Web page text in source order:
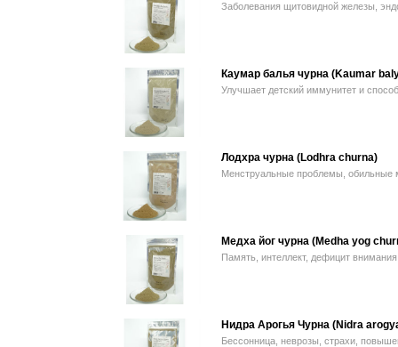
Заболевания щитовидной железы,
Каумар балья чурна (Kaumar
Улучшает детский иммунитет и
Лодхра чурна (Lodhra churna)
Менструальные проблемы, обильные
Медха йог чурна (Medha yog
Память, интеллект, дефицит внимания
Нидра Арогья Чурна (Nidra
Бессонница, неврозы, страхи,